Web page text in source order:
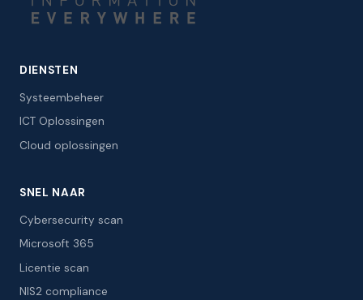
DIENSTEN
Systeembeheer
ICT Oplossingen
Cloud oplossingen
SNEL NAAR
Cybersecurity scan
Microsoft 365
Licentie scan
NIS2 compliance